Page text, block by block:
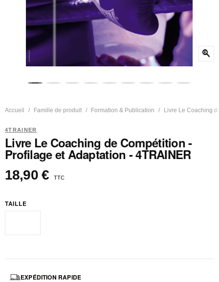
zoom_in
Accueil Famille de produit Formation & Publication Livre Le Coaching
4TRAINER
Livre Le Coaching de Compétition -
Profilage et Adaptation - 4TRAINER
18,90 € TTC
TAILLE
EXPÉDITION RAPIDE